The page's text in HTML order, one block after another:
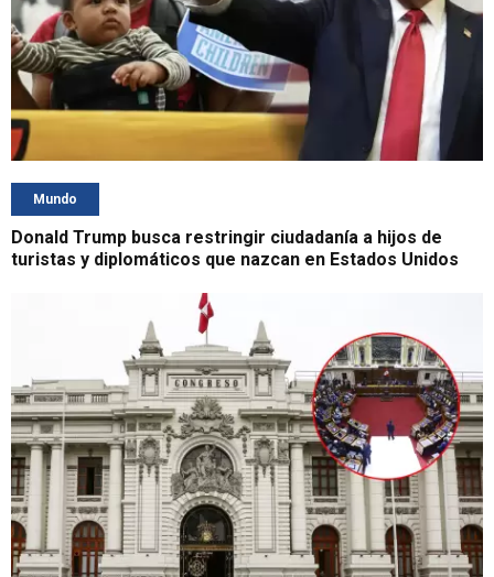
Mundo
Donald Trump busca restringir ciudadanía a hijos de
turistas y diplomáticos que nazcan en Estados Unidos